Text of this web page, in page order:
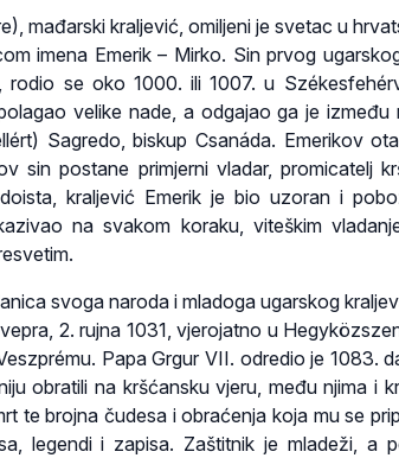
mađarski kraljević, omiljeni je svetac u
imena Emerik – Mirko. Sin prvog
rodio se oko 1000. ili 1007. u
velike nade, a odgajao ga je između
Sagredo, biskup Csanáda. Emerikov
sin postane primjerni vladar, promicatelj
kraljević Emerik je bio uzoran i
na svakom koraku, viteškim
svoga naroda i mladoga ugarskog
2. rujna 1031, vjerojatno u
Papa Grgur VII. odredio je 1083.
obratili na kršćansku vjeru, među njima i
te brojna čudesa i obraćenja koja mu se
legendi i zapisa. Zaštitnik je mladeži, a